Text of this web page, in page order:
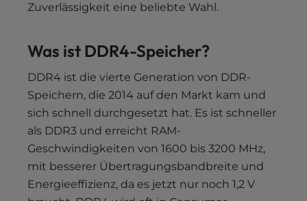
Zuverlässigkeit eine beliebte Wahl.
Was ist DDR4-Speicher?
DDR4 ist die vierte Generation von DDR-
Speichern, die 2014 auf den Markt kam und
sich schnell durchgesetzt hat. Es ist schneller
als DDR3 und erreicht RAM-
Geschwindigkeiten von 1600 bis 3200 MHz,
mit besserer Übertragungsbandbreite und
Energieeffizienz, da es jetzt nur noch 1,2 V